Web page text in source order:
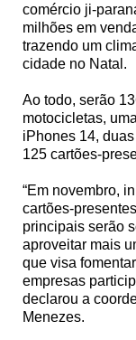
comércio ji-
milhões em
trazendo um
cidade no Natal.
Ao todo, serão
motocicletas,
iPhones 14,
125 cartões-
“Em novembro,
cartões-
principais serão
aproveitar mais
que visa
empresas
declarou a
Menezes.